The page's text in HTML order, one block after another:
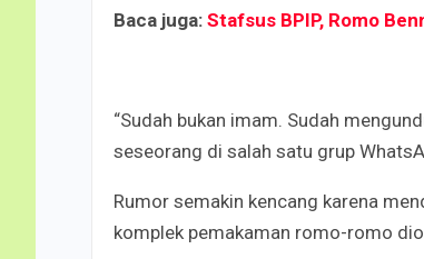
Baca juga: Stafsus BPIP, Romo
“Sudah bukan imam. Sudah
seseorang di salah satu grup
Rumor semakin kencang karena
komplek pemakaman romo-romo